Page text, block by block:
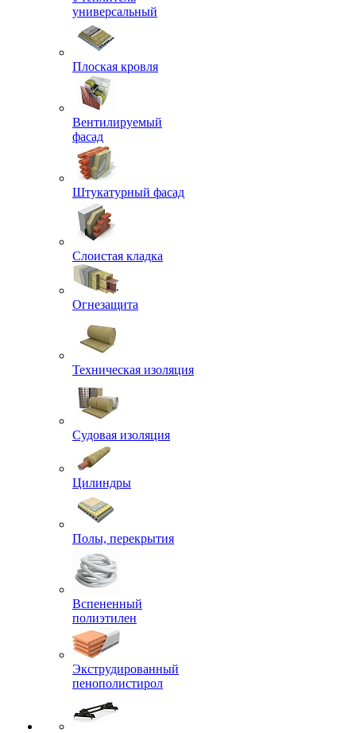
универсальный
Плоская кровля
Вентилируемый
фасад
Штукатурный фасад
Слоистая кладка
Огнезащита
Техническая изоляция
Судовая изоляция
Цилиндры
Полы, перекрытия
Вспененный
полиэтилен
Экструдированный
пенополистирол